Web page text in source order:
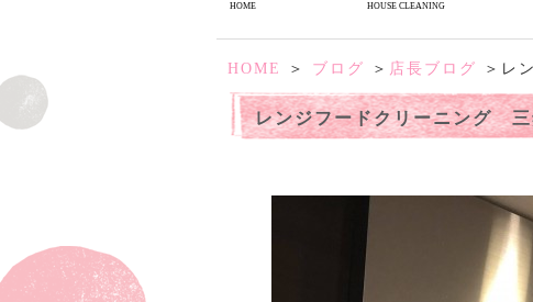
HOME HOUSE CLEANING
HOME ＞ ブログ ＞ 店長ブログ ＞レ
レンジフードクリーニング 三